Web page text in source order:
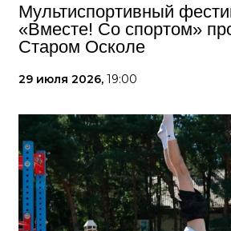
Мультиспортивный
«Вместе! Со спортом»
Старом Осколе
29 июля 2026, 19:00